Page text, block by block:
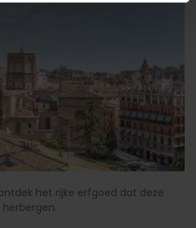
het rijke erfgoed dat deze